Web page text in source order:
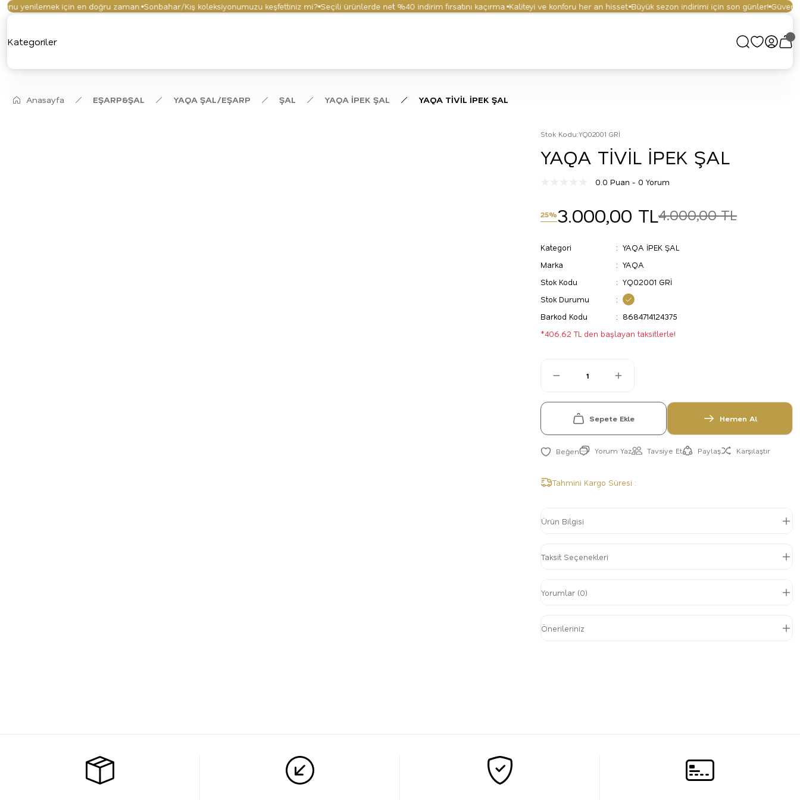
yenilemek için en doğru zaman. Sonbahar/Kış koleksiyonumuzu keşfettiniz mi? Seçili ürünlerde net %40 indirim fırsatını kaçırma. Kaliteyi ve konforu her an hisset. Büyük sezon indirimi için son günler! Güvenli
Kategoriler
Anasayfa EŞARP&ŞAL YAQA ŞAL/EŞARP ŞAL YAQA İPEK ŞAL YAQA TİVİL İPEK ŞAL
Stok Kodu:YQ02001 GRİ
YAQA TİVİL İPEK ŞAL
0.0 Puan - 0 Yorum
25%3.000,00 TL4.000,00 TL
Kategori
YAQA İPEK ŞAL
Marka
YAQA
Stok Kodu
YQ02001 GRİ
Stok Durumu
Barkod Kodu
8684714124375
*406,62 TL den başlayan taksitlerle!
Sepete Ekle Hemen Al
Yorum Yaz Tavsiye Et Paylaş Karşılaştır
Tahmini Kargo Süresi :
Ürün Bilgisi
Taksit Seçenekleri
Yorumlar (0)
Önerileriniz